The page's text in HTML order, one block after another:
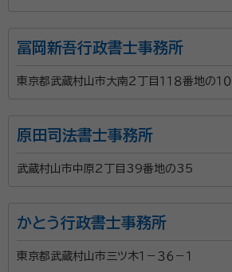
冨岡新吾行政書士事務所
東京都武蔵村山市大南２丁目１１８番地の１０
原田司法書士事務所
武蔵村山市中原2丁目39番地の35
かとう行政書士事務所
東京都武蔵村山市三ツ木１－３６－１